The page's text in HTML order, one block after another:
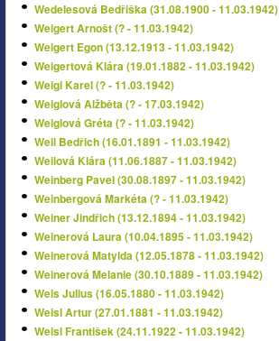
Wedelesová Bedřiška (31.08.1900 - 11.03.1942)
Weigert Arnošt (? - 11.03.1942)
Weigert Egon (13.12.1913 - 11.03.1942)
Weigertová Klára (19.01.1882 - 11.03.1942)
Weigl Karel (? - 11.03.1942)
Weiglová Alžběta (? - 17.03.1942)
Weiglová Gréta (? - 11.03.1942)
Weil Bedřich (16.01.1891 - 11.03.1942)
Weilová Klára (11.06.1887 - 11.03.1942)
Weinberg Pavel (30.08.1897 - 11.03.1942)
Weinbergová Markéta (? - 11.03.1942)
Weiner Jindřich (13.12.1894 - 11.03.1942)
Weinerová Laura (10.04.1895 - 11.03.1942)
Weinerová Matylda (12.05.1878 - 11.03.1942)
Weinerová Melanie (30.10.1889 - 11.03.1942)
Weis Julius (16.05.1880 - 11.03.1942)
Weisl Artur (27.01.1881 - 11.03.1942)
Weisl František (24.11.1922 - 11.03.1942)